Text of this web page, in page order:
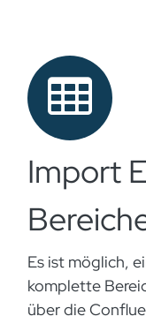
Import
Es ist möglich,
komplette
über die